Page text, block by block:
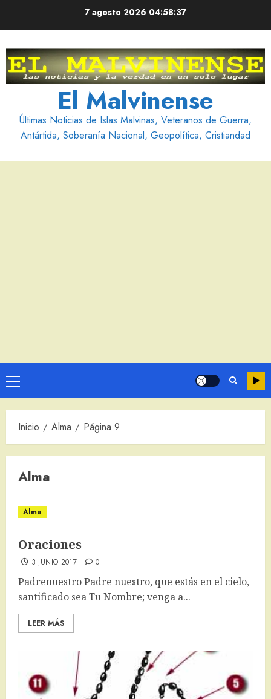
7 agosto 2026 04:58:38
El Malvinense
Últimas Noticias de Islas Malvinas, Veteranos de Guerra,
Antártida, Soberanía Nacional, Geopolítica, Cristiandad
Menú
principal
Inicio Alma Página 9
Alma
Alma
Oraciones
3 JUNIO 2017 0
Padrenuestro Padre nuestro, que estás en el cielo,
santificado sea Tu Nombre; venga a...
LEER MÁS